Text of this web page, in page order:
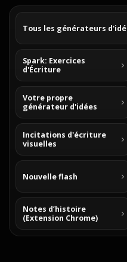
Tous les générateurs
Spark: Exercices
d'Écriture
Votre propre
générateur d'idées
Incitations d'écriture
visuelles
Nouvelle flash
Notes d’histoire
(Extension Chrome)